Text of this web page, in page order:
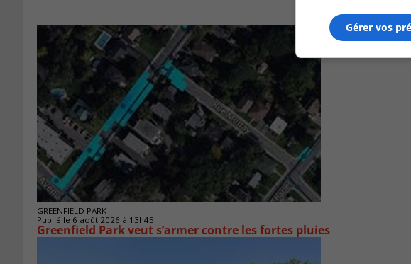
GREENFIELD PARK
Publié le 6 août 2026 à 13h45
Greenfield Park veut s’armer contre
Gérer vos